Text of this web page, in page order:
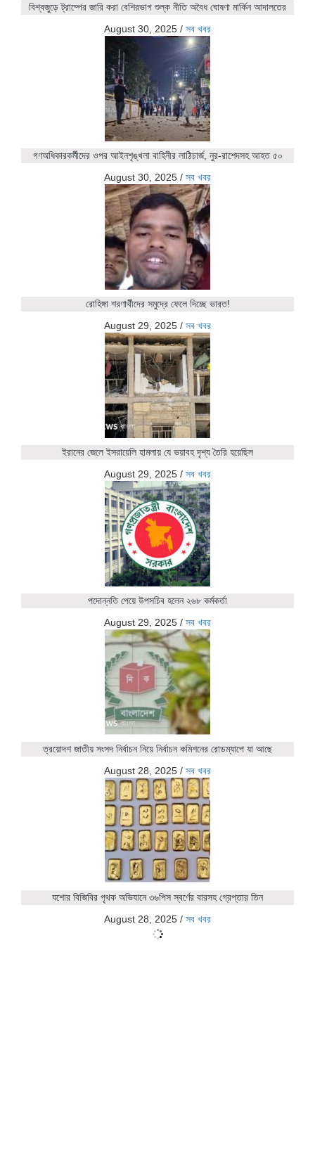
বিশ্বজুড়ে ট্রাম্পের জারি করা বেশিরভাগ শুল্ক নীতি অবৈধ ঘোষণা মার্কিন আদালতের
August 30, 2025 / সব খবর
গণঅধিকারকর্মীদের ওপর আইনশৃঙ্খলা বাহিনীর লাঠিচার্জ, নুর-রাশেদসহ আহত ৫০
August 30, 2025 / সব খবর
রোহিঙ্গা শরণার্থীদের সমুদ্রে ফেলে দিচ্ছে ভারত!
August 29, 2025 / সব খবর
ইরানের জেলে ইসরায়েলি হামলায় যে ভয়াবহ দৃশ্য তৈরি হয়েছিল
August 29, 2025 / সব খবর
পদোন্নতি পেয়ে উপসচিব হলেন ২৬৮ কর্মকর্তা
August 29, 2025 / সব খবর
ত্রয়োদশ জাতীয় সংসদ নির্বাচন নিয়ে নির্বাচন কমিশনের রোডম্যাপে যা আছে
August 28, 2025 / সব খবর
যশোর বিজিবির পৃথক অভিযানে ৩৬পিস স্বর্ণের বারসহ গ্রেপ্তার তিন
August 28, 2025 / সব খবর